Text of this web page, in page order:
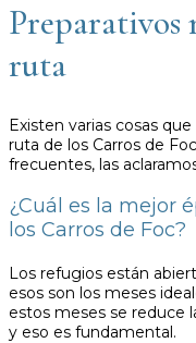
Preparativos
ruta
Existen varias cosas
ruta de los Carros de
frecuentes, las
¿Cuál es la mejor
los Carros de Foc?
Los refugios están
esos son los meses
estos meses se reduce
y eso es fundamental.